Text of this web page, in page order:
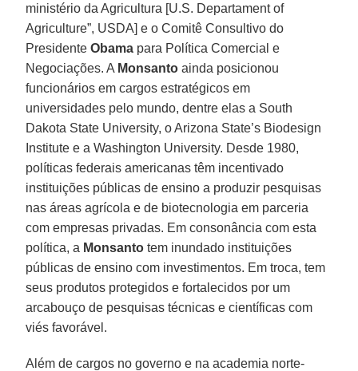
ministério da Agricultura [U.S. Departament of
Agriculture”, USDA] e o Comitê Consultivo do
PresidenteObama para Política Comercial e
Negociações. A Monsanto ainda posicionou
funcionários em cargos estratégicos em
universidades pelo mundo, dentre elas a South
Dakota State University, o Arizona State’s Biodesign
Institute e a Washington University. Desde 1980,
políticas federais americanas têm incentivado
instituições públicas de ensino a produzir pesquisas
nas áreas agrícola e de biotecnologia em parceria
com empresas privadas. Em consonância com esta
política, a Monsanto tem inundado instituições
públicas de ensino com investimentos. Em troca, tem
seus produtos protegidos e fortalecidos por um
arcabouço de pesquisas técnicas e científicas com
viés favorável.
Além de cargos no governo e na academia norte-